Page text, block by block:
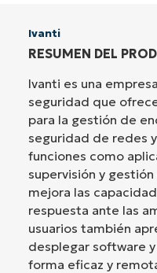
Ivanti
RESUMEN DEL
Ivanti es una
seguridad que
para la gestión de
seguridad de redes
funciones como
supervisión y
mejora las
respuesta ante las
usuarios también
desplegar software
forma eficaz y